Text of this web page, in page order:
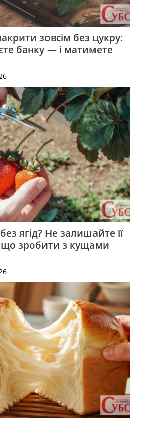
зовсім без цукру:
банку — і матимете
ягід? Не залишайте її
що зробити з кущами